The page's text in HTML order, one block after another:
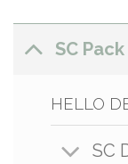
SC
HELLO
SC